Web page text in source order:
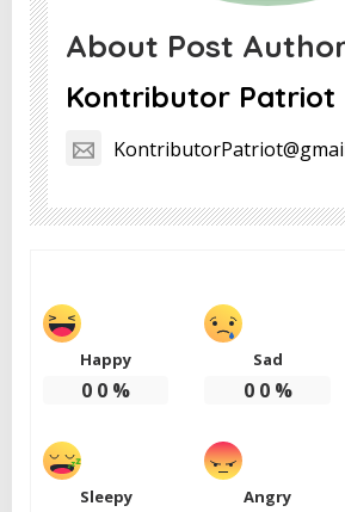
About Post
Kontributor Patriot
Happy
0 0 %
Sad
0 0%
Sleepy Angry